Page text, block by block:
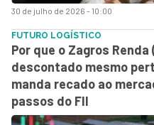
30 de julho de 2026 - 10:00
FUTURO LOGÍSTICO
Por que o Zagros Renda
descontado mesmo
manda recado ao
passos do FII